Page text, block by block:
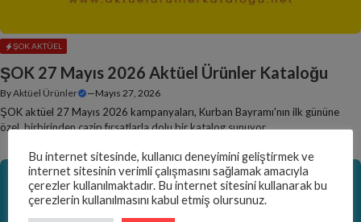
ŞOK AKTÜEL
ŞOK 27 Mayıs 2026 Aktüel Ürünler Kataloğu
ByAktüel Ürünler —Mayıs 27, 2026
ŞOK aktüel 27 Mayıs 2026 kampanyaları, Kurban Bayramı'nın ilk gününe
özel, birbirinden cazip fırsatlarla dolu bir katalog sunuyor.
Bu internet sitesinde, kullanıcı deneyimini geliştirmek ve
internet sitesinin verimli çalışmasını sağlamak amacıyla
çerezler kullanılmaktadır. Bu internet sitesini kullanarak bu
çerezlerin kullanılmasını kabul etmiş olursunuz.